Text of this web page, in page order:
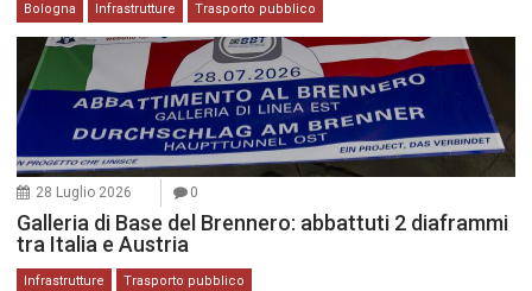
Bologna Infrastrutture Trasporto pubblico
28 Luglio 2026 0
Galleria di Base del Brennero: abbattuti 2 diaframmi
tra Italia e Austria
Infrastrutture Trasporto pubblico